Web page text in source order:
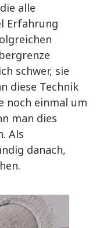
alle
Erfahrung
schwer, sie
diese Technik
noch einmal um
man dies
Als
danach,